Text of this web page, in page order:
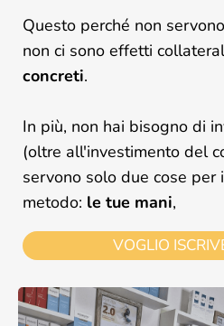
Questo perché non
non ci sono effetti
concreti.
In più, non hai bisogno di
(oltre all'investimento del
servono solo due cose per
metodo: le tue mani,
VOGLIO